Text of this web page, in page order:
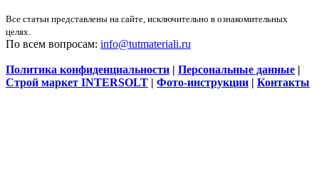
Все статьи представлены на сайте, исключительно в ознакомительных
целях.
По всем вопросам: info@tutmateriali.ru
Политика конфиденциальности | Персональные данные |
Строй маркет INTERSOLT | Фото-инструкции | Контакты